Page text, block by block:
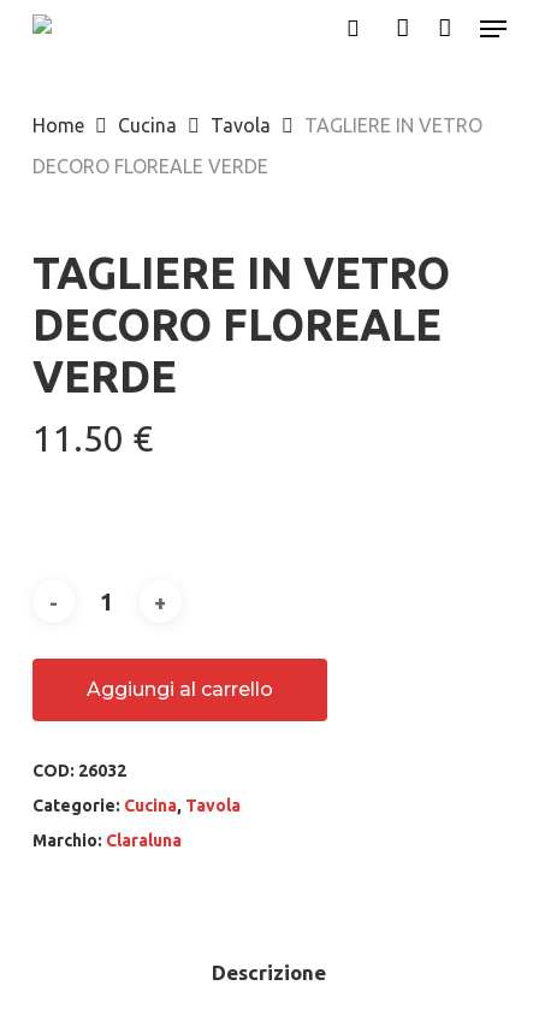
Skip
content
Menu
Home Cucina Tavola
TAGLIERE IN VETRO
DECORO FLOREALE VERDE
TAGLIERE IN VETRO
DECORO FLOREALE
VERDE
11.50 €
Aggiungi al carrello
COD: 26032
Categorie: Cucina, Tavola
Marchio: Claraluna
Descrizione